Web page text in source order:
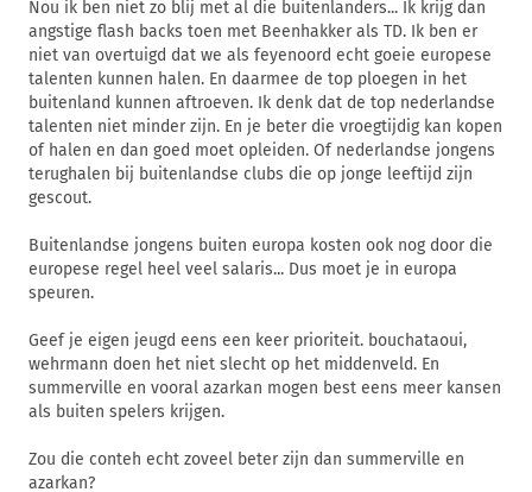
Nou ik ben niet zo blij met al die buitenlanders... Ik krijg dan
angstige flash backs toen met Beenhakker als TD. Ik ben er
niet van overtuigd dat we als feyenoord echt goeie europese
talenten kunnen halen. En daarmee de top ploegen in het
buitenland kunnen aftroeven. Ik denk dat de top nederlandse
talenten niet minder zijn. En je beter die vroegtijdig kan kopen
of halen en dan goed moet opleiden. Of nederlandse jongens
terughalen bij buitenlandse clubs die op jonge leeftijd zijn
gescout.
Buitenlandse jongens buiten europa kosten ook nog door die
europese regel heel veel salaris... Dus moet je in europa
speuren.
Geef je eigen jeugd eens een keer prioriteit. bouchataoui,
wehrmann doen het niet slecht op het middenveld. En
summerville en vooral azarkan mogen best eens meer kansen
als buiten spelers krijgen.
Zou die conteh echt zoveel beter zijn dan summerville en
azarkan?